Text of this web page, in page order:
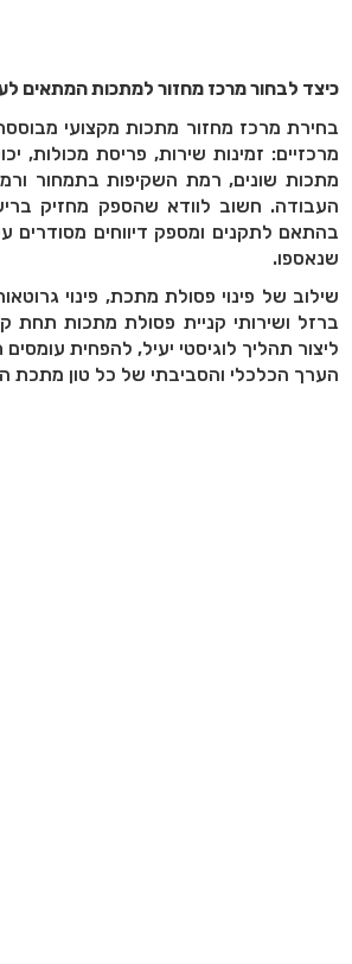
כיצד לבחור מרכז מחזור למתכות המתאים
בחירת מרכז מחזור מתכות מקצועי
מרכזיים: זמינות שירות, פריסת מכולות,
מתכות שונים, רמת השקיפות בתמחור
העבודה. חשוב לוודא שהספק מחזיק
בהתאם לתקנים ומספק דיווחים מסודרים על
שנאספו.
שילוב של פינוי פסולת מתכת, פינוי
ברזל ושירותי קניית פסולת מתכות תחת
ליצור תהליך לוגיסטי יעיל, להפחית
הערך הכלכלי והסביבתי של כל טון מתכת